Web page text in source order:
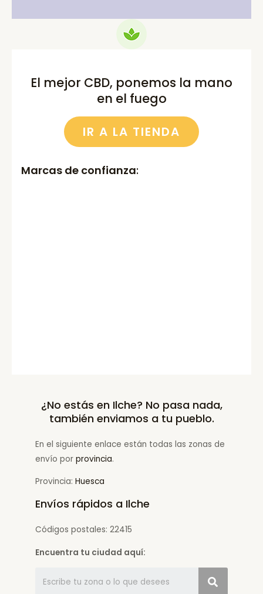
El mejor CBD, ponemos la mano
en el fuego
IR A LA TIENDA
Marcas de confianza:
¿No estás en Ilche? No pasa nada,
también enviamos a tu pueblo.
En el siguiente enlace están todas las zonas de
envío por provincia.
Provincia: Huesca
Envíos rápidos a Ilche
Códigos postales: 22415
Encuentra tu ciudad aquí: